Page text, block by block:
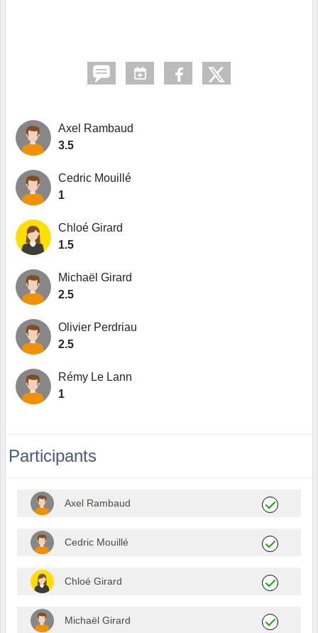
Axel Rambaud
3.5
Cedric Mouillé
1
Chloé Girard
1.5
Michaël Girard
2.5
Olivier Perdriau
2.5
Rémy Le Lann
1
Participants
Axel Rambaud
Cedric Mouillé
Chloé Girard
Michaël Girard